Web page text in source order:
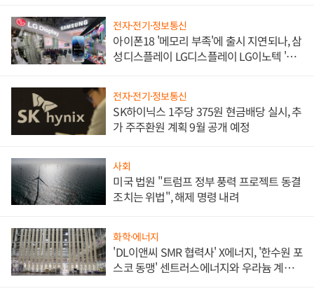
전자·전기·정보통신
아이폰18 '메모리 부족'에 출시 지연되나, 삼
성디스플레이 LG디스플레이 LG이노텍 '탈
전자·전기·정보통신
SK하이닉스 1주당 375원 현금배당 실시, 추
가 주주환원 계획 9월 공개 예정
사회
미국 법원 "트럼프 정부 풍력 프로젝트 동결
조치는 위법", 해제 명령 내려
화학·에너지
'DL이앤씨 SMR 협력사' X에너지, '한수원 포
스코 동맹' 센트러스에너지와 우라늄 계약